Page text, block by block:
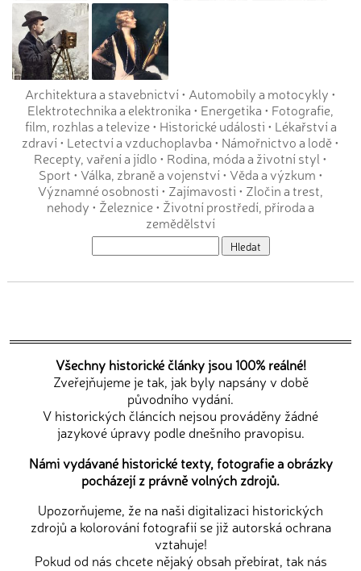
Architektura a stavebnictví• Automobily a motocykly •
Elektrotechnika a elektronika • Energetika • Fotografie,
film, rozhlas a televize• Historické události • Lékařství a
zdraví• Letectví a vzduchoplavba • Námořnictvo a lodě•
Recepty, vaření a jídlo • Rodina, móda a životní styl •
Sport • Válka, zbraně a vojenství• Věda a výzkum •
Významné osobnosti • Zajímavosti • Zločin a trest,
nehody • Železnice• Životní prostředí, příroda a
zemědělství
Všechny historické články jsou 100% reálné!
Zveřejňujeme je tak, jak byly napsány v době
původního vydání.
V historických článcích nejsou prováděny žádné
jazykové úpravy podle dnešního pravopisu.
Námi vydávané historické texty, fotografie a obrázky
pocházejí z právně volných zdrojů.
Upozorňujeme, že na naši digitalizaci historických
zdrojů a kolorování fotografií se již autorská ochrana
vztahuje!
Pokud od nás chcete nějaký obsah přebírat, tak nás